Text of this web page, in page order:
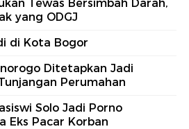
Tewas Bersimbah Darah,
yang ODGJ
di Kota Bogor
Ditetapkan Jadi
Perumahan
Solo Jadi Porno
Eks Pacar Korban